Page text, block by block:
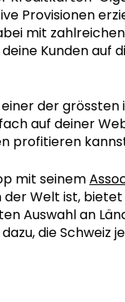
Provisionen
mit
Kunden auf
der grössten
auf deiner
profitieren
mit seinem
Welt ist, bietet
Auswahl an
die Schweiz